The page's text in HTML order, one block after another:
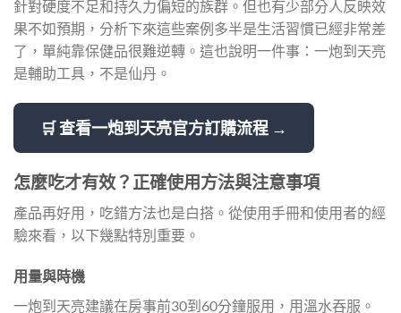
針對硬度不足和持久力偏短的族群。但也有少部分人反映效
果不如預期，分析下來這些案例多半是生活習慣已經非常差
了，單純靠保健品很難逆轉。這也說明一件事：一炮到天亮
是輔助工具，不是仙丹。
🛒 查看一炮到天亮官方訂購流程 →
怎麼吃才有效？正確使用方法與注意事項
產品再好用，吃錯方法也是白搭。從使用手冊和使用者的經
驗來看，以下幾點特別重要。
用量與時機
一炮到天亮建議在房事前30到60分鐘服用，用溫水吞服。